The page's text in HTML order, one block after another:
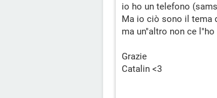
io ho un telefono
Ma io ciò sono il tema
ma un"altro non ce l"ho
Grazie
Catalin <3